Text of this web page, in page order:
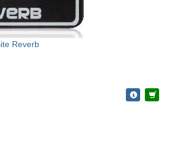
Reverb